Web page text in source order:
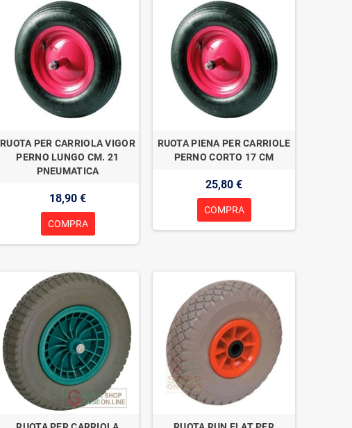
RUOTA PER CARRIOLA VIGOR
PERNO LUNGO CM. 21
PNEUMATICA
18,90 €
COMPRA
RUOTA PIENA PER CARRIOLE
PERNO CORTO 17 CM
25,80 €
COMPRA